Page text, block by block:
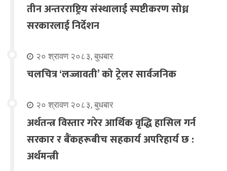
तीन अन्तरराष्ट्रिय संस्थालाई स्पष्टीकरण सोध्न
सरकारलाई निर्देशन
२० श्रावण २०८३, बुधबार
चलचित्र ‘लज्जावती’ को ट्रेलर सार्वजनिक
२० श्रावण २०८३, बुधबार
अर्थतन्त्र विस्तार गरेर आर्थिक वृद्धि हासिल गर्न
सरकार र बैंकहरूबीच सहकार्य अपरिहार्य छ :
अर्थमन्त्री